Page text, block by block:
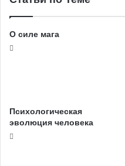
О силе мага
Психологическая
эволюция человека